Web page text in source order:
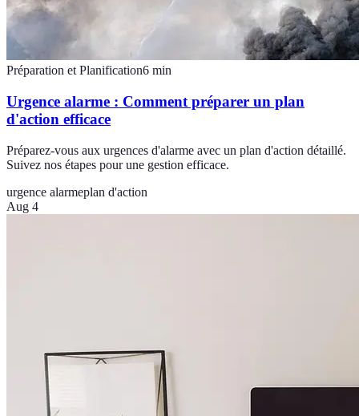
Préparation et Planification6 min
Urgence alarme : Comment préparer un plan
d'action efficace
Préparez-vous aux urgences d'alarme avec un plan d'action détaillé.
Suivez nos étapes pour une gestion efficace.
urgence alarmeplan d'action
Aug 4